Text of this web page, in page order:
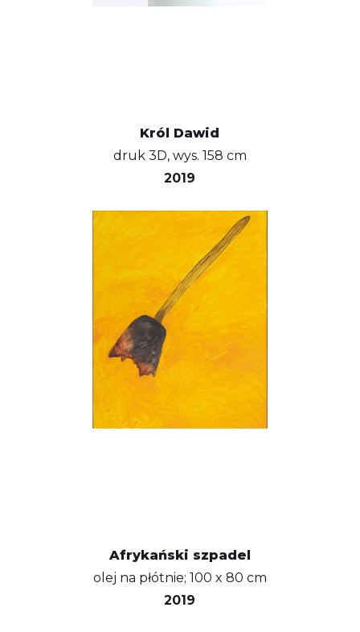
Król Dawid
druk 3D, wys. 158 cm
2019
Afrykański szpadel
olej na płótnie; 100 x 80 cm
2019